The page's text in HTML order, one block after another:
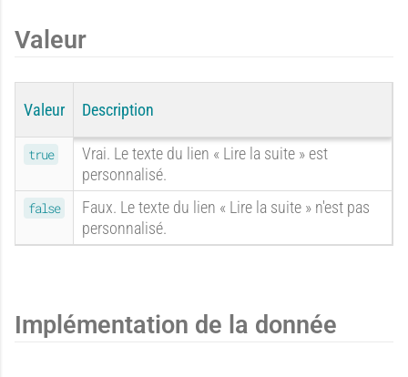
a
n
d
o
p
é
r
i
x
p
é
x
p
é
Valeur
Valeur Description
true
Vrai. Le texte du lien « Lire la suite » est
personnalisé.
false
Faux. Le texte du lien « Lire la suite » n'est pas
personnalisé.
Implémentation de la donnée